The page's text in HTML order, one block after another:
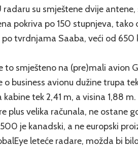
radaru su smještene dvije
pokriva po 150 stupnjeva,
tvrdnjama Saaba, veći od 650
to smješteno na (pre)mali avion
o business avionu dužine trupa
tek 2,41 m, a visina 1,88
plus velika računala, ne ostane
je kanadski, a ne europski
leteće radare, možda bi